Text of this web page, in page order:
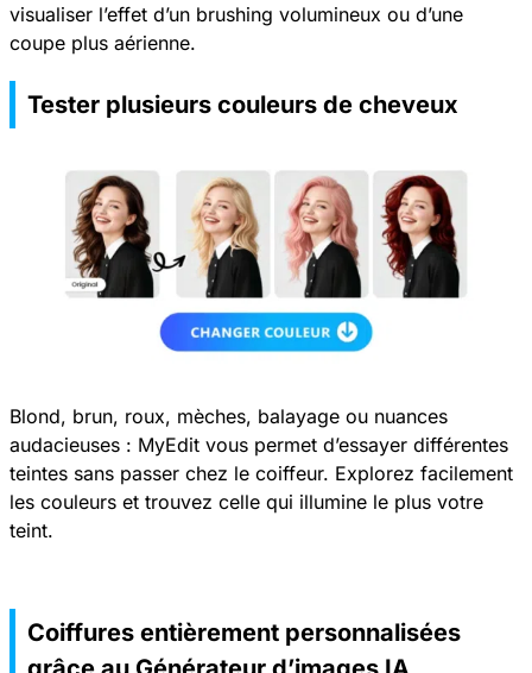
visualiser l’effet d’un brushing volumineux ou d’une
coupe plus aérienne.
Tester plusieurs couleurs de cheveux
Blond, brun, roux, mèches, balayage ou nuances
audacieuses : MyEdit vous permet d’essayer différentes
teintes sans passer chez le coiffeur. Explorez facilement
les couleurs et trouvez celle qui illumine le plus votre
teint.
Coiffures entièrement personnalisées